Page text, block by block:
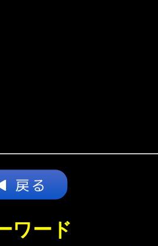
ワード